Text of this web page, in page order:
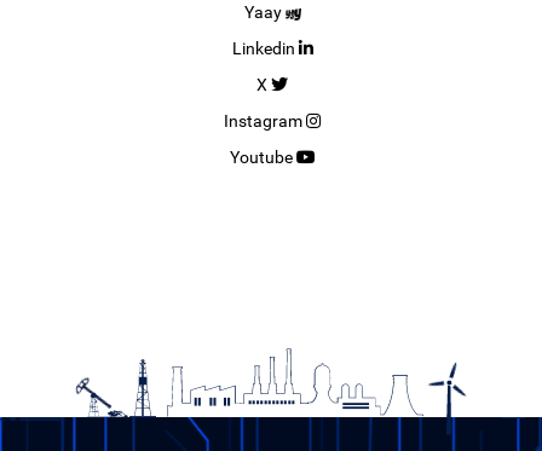
Yaay
Linkedin
X
Instagram
Youtube